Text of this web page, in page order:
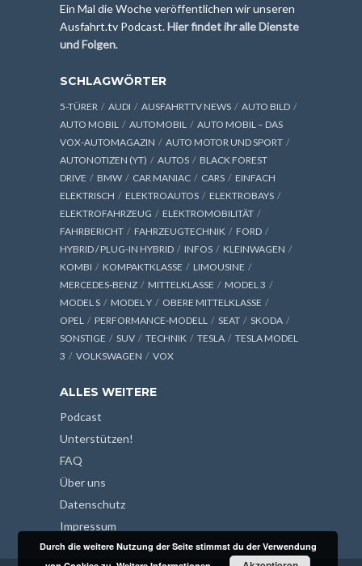
Ein Mal die Woche veröffentlichen wir unseren
Ausfahrt.tv Podcast.Hier findet ihr alle Dienste
und Folgen.
SCHLAGWÖRTER
5-TÜRER AUDI AUSFAHRTTV NEWS
AUTO BILD
AUTO MOBIL
AUTOMOBIL
AUTO MOBIL – DAS
VOX-AUTOMAGAZIN
AUTO MOTOR UND SPORT
AUTONOTIZEN (YT)
AUTOS
BLACK FOREST
DRIVE
BMW CAR MANIAC CARS
EINFACH
ELEKTRISCH
ELEKTROAUTOS
ELEKTROBAYS
ELEKTROFAHRZEUG
ELEKTROMOBILITÄT
FAHRBERICHT
FAHRZEUGTECHNIK
FORD
HYBRID / PLUG-IN HYBRID
INFOS
KLEINWAGEN
KOMBI
KOMPAKTKLASSE
LIMOUSINE
MERCEDES-BENZ
MITTELKLASSE
MODEL 3
MODEL S
MODEL Y
OBERE MITTELKLASSE
OPEL
PERFORMANCE-MODELL SEAT
SKODA
SONSTIGE
SUV TECHNIK TESLA
TESLA MODEL
3
VOLKSWAGEN VOX
ALLES WEITERE
Podcast
Unterstützen!
FAQ
Über uns
Datenschutz
Impressum
Durch die weitere Nutzung der Seite stimmst du der Verwendung